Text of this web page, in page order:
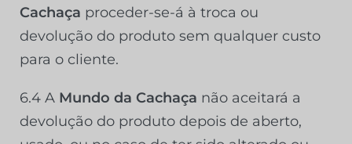
Cachaça proceder-se-á à troca ou
devolução do produto sem qualquer custo
para o cliente.
6.4 A Mundo da Cachaça não aceitará a
devolução do produto depois de aberto,